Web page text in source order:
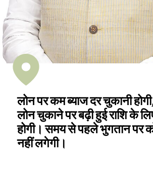
लोन पर कम ब्याज दर चुकानी
लोन चुकाने पर बढ़ी हुई राशि के
होगी। समय से पहले भुगतान पर
नहीं लगेगी।